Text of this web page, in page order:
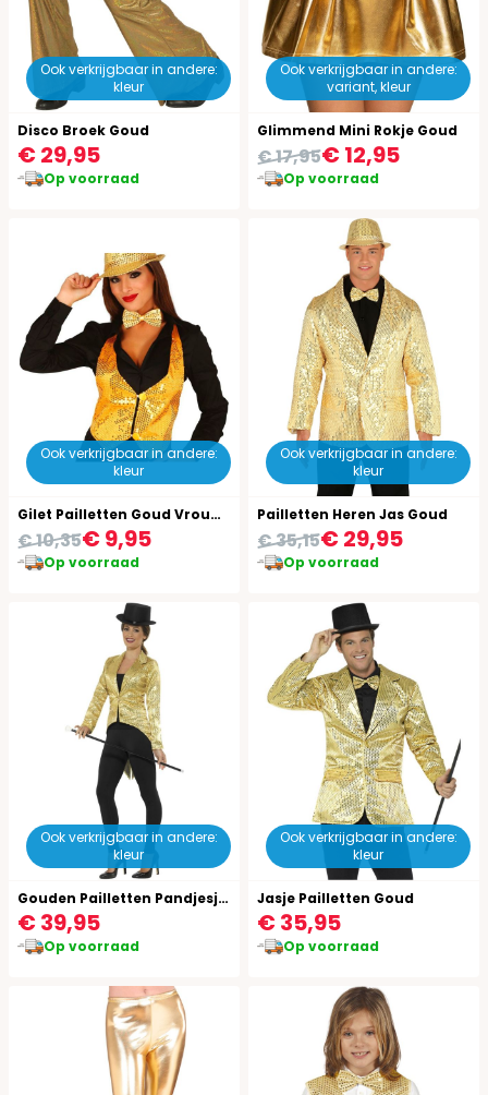
Ook verkrijgbaar in andere:
kleur
Disco Broek Goud
€ 29,95
Op voorraad
Ook verkrijgbaar in andere:
variant, kleur
Glimmend Mini Rokje Goud
€ 12,95
€ 17,95
Op voorraad
Ook verkrijgbaar in andere:
kleur
Gilet Pailletten Goud Vrouwen
€ 9,95
€ 10,35
Op voorraad
Ook verkrijgbaar in andere:
kleur
Pailletten Heren Jas Goud
€ 29,95
€ 35,15
Op voorraad
Ook verkrijgbaar in andere:
kleur
Gouden Pailletten Pandjesjas
€ 39,95
Op voorraad
Ook verkrijgbaar in andere:
kleur
Jasje Pailletten Goud
€ 35,95
Op voorraad